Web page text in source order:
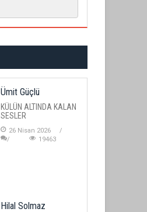
Ümit Güçlü
KÜLÜN ALTINDA KALAN
SESLER
26 Nisan 2026
19463
Hilal Solmaz